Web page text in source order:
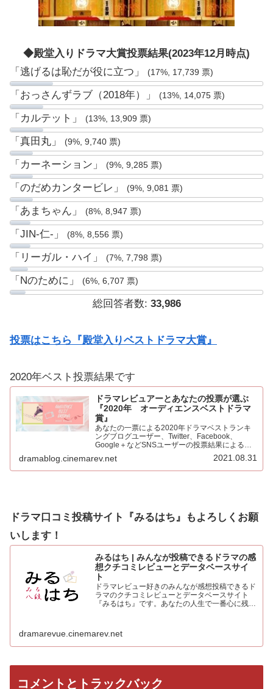
◆殿堂入りドラマ大賞投票結果(2023年12月時点)
「逃げるは恥だが役に立つ」
(17%, 17,739 票)
「おっさんずラブ（2018年）」 (13%, 14,075 票)
「カルテット」 (13%, 13,909 票)
「真田丸」 (9%, 9,740 票)
「カーネーション」 (9%, 9,285 票)
「のだめカンタービレ」 (9%, 9,081 票)
「あまちゃん」 (8%, 8,947 票)
「JIN-仁-」 (8%, 8,556 票)
「リーガル・ハイ」 (7%, 7,798 票)
「Nのために」 (6%, 6,707 票)
総回答者数: 33,986
投票はこちら『殿堂入りベストドラマ大賞』
2020年ベスト投票結果です
ドラマレビュアーとあなたの投票が選ぶ
『2020年 オーディエンスベストドラマ
賞』
あなたの一票による2020年ドラマベストランキ
ングブログユーザー、Twitter、Facebook、
Google＋などSNSユーザーの投票結果による
2020年ベストドラマ。445票もの投票をいただき
心より感謝申し上げます！！集計の結果を発表…
dramablog.cinemarev.net 2021.08.31
ドラマ口コミ投稿サイト『みるはち』もよろしくお願
いします！
みるはち | みんなが投稿できるドラマの感
想クチコミレビューとデータベースサイ
ト
ドラマレビュー好きのみんなが感想投稿できるド
ラマのクチコミレビューとデータベースサイト
『みるはち』です。あなたの人生で一番心に残っ
dramarevue.cinemarev.net
コメントとトラックバック